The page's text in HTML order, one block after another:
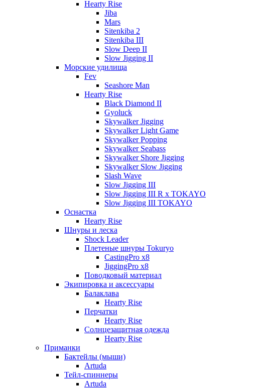
Hearty Rise
Jiba
Mars
Sitenkiba 2
Sitenkiba III
Slow Deep II
Slow Jigging II
Морские удилища
Fev
Seashore Man
Hearty Rise
Black Diamond II
Gyoluck
Skywalker Jigging
Skywalker Light Game
Skywalker Popping
Skywalker Seabass
Skywalker Shore Jigging
Skywalker Slow Jigging
Slash Wave
Slow Jigging III
Slow Jigging III R x TOKAYO
Slow Jigging III TOKAYO
Оснастка
Hearty Rise
Шнуры и леска
Shock Leader
Плетеные шнуры Tokuryo
CastingPro x8
JiggingPro x8
Поводковый материал
Экипировка и аксессуары
Балаклава
Hearty Rise
Перчатки
Hearty Rise
Солнцезащитная одежда
Hearty Rise
Приманки
Бактейлы (мыши)
Artuda
Тейл-спиннеры
Artuda